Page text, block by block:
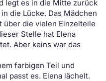
legt es in die Mitte zurück
die Lücke. Das Mädchen
über die vielen Einzelteile
Stelle hat Elena
Aber keins war das
farbigen Teil und
passt es. Elena lächelt.